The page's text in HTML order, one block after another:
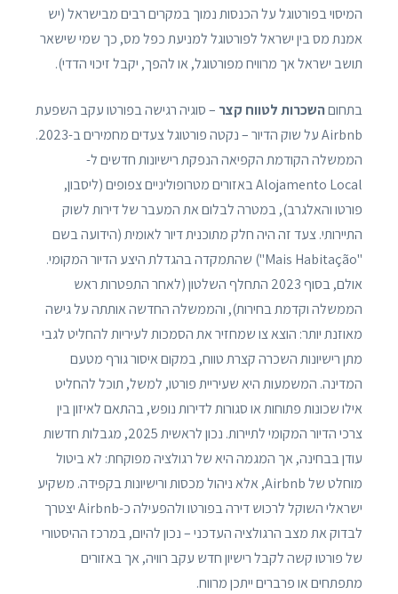
המיסוי בפורטוגל על הכנסות נמוך במקרים רבים מבישראל (יש
אמנת מס בין ישראל לפורטוגל למניעת כפל מס, כך שמי שישאר
תושב ישראל אך מרוויח מפורטוגל, או להפך, יקבל זיכוי הדדי).
בתחוםהשכרות לטווח קצר – סוגיה רגישה בפורטו עקב השפעת
Airbnb על שוק הדיור – נקטה פורטוגל צעדים מחמירים ב-2023.
הממשלה הקודמת הקפיאה הנפקת רישיונות חדשים ל-
Alojamento Local באזורים מטרופוליניים צפופים (ליסבון,
פורטו והאלגרב), במטרה לבלום את המעבר של דירות לשוק
התיירותי. צעד זה היה חלק מתוכנית דיור לאומית (הידועה בשם
"Mais Habitação") שהתמקדה בהגדלת היצע הדיור המקומי.
אולם, בסוף 2023 התחלף השלטון (לאחר התפטרות ראש
הממשלה וקדמת בחירות), והממשלה החדשה אותתה על גישה
מאוזנת יותר: הוצא צו שמחזיר את הסמכות לעיריות להחליט לגבי
מתן רישיונות השכרה קצרת טווח, במקום איסור גורף מטעם
המדינה. המשמעות היא שעיריית פורטו, למשל, תוכל להחליט
אילו שכונות פתוחות או סגורות לדירות נופש, בהתאם לאיזון בין
צרכי הדיור המקומי לתיירות. נכון לראשית 2025, מגבלות חדשות
עודן בבחינה, אך המגמה היא של רגולציה מפוקחת: לא ביטול
מוחלט של Airbnb, אלא ניהול מכסות ורישיונות בקפידה. משקיע
ישראלי השוקל לרכוש דירה בפורטו ולהפעילה כ-Airbnb יצטרך
לבדוק את מצב הרגולציה העדכני – נכון להיום, במרכז ההיסטורי
של פורטו קשה לקבל רישיון חדש עקב רוויה, אך באזורים
מתפתחים או פרברים ייתכן מרווח.